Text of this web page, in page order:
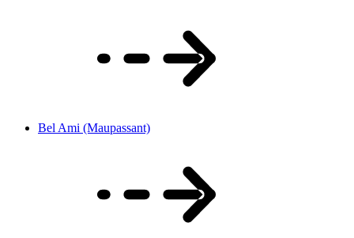
Bel Ami (Maupassant)